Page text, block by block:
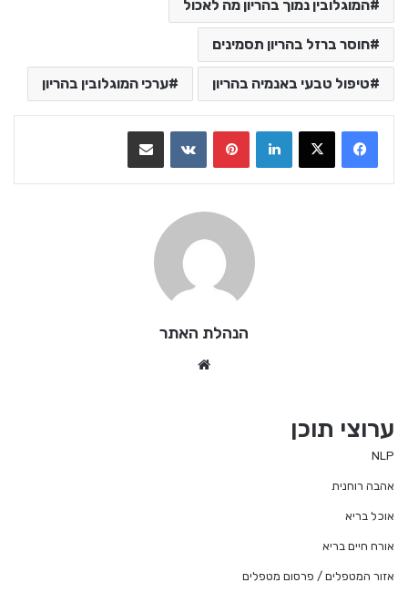
המוגלובין נמוך בהריון מה לאכול
חוסר ברזל בהריון תסמינים
טיפול טבעי באנמיה בהריון ערכי המוגלובין בהריון
LinkedIn
VKontakte
הנהלת האתר
ערוצי תוכן
NLP
אהבה רוחנית
אוכל בריא
אורח חיים בריא
אזור המטפלים / פרסום מטפלים